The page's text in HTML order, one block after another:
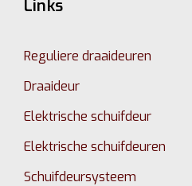
Links
Reguliere draaideuren
Draaideur
Elektrische schuifdeur
Elektrische schuifdeuren
Schuifdeursysteem